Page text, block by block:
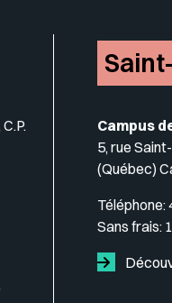
Campus
5, rue
(Québec)
Téléphone:
Sans frais: